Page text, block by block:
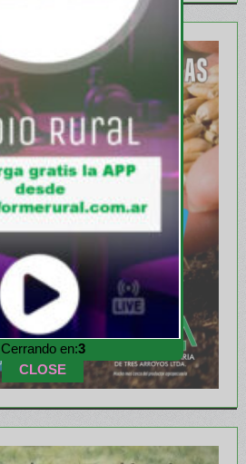
Cerrando en:1
CLOSE